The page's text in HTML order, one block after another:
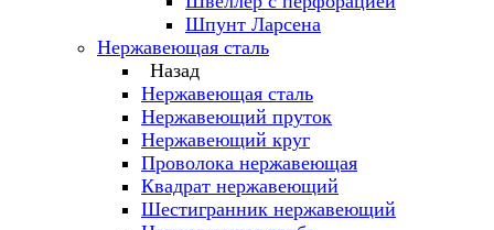
Шпунт Ларсена
Нержавеющая сталь
Назад
Нержавеющая сталь
Нержавеющий пруток
Нержавеющий круг
Проволока нержавеющая
Квадрат нержавеющий
Шестигранник нержавеющий